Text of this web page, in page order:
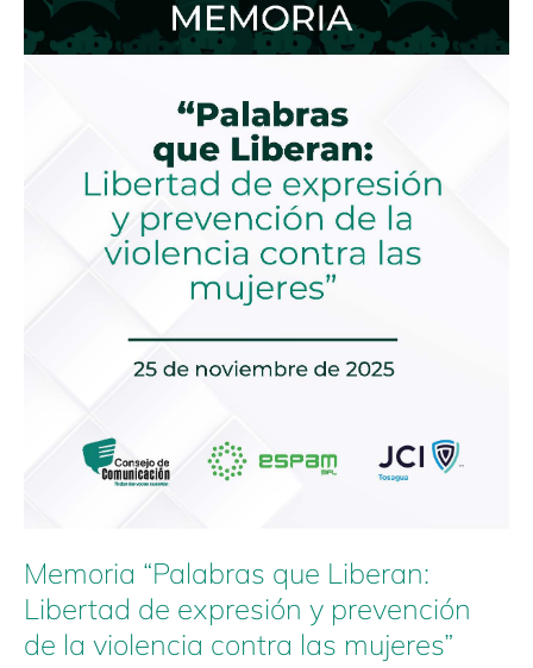
Memoria “Palabras que Liberan:
Libertad de expresión y prevención
de la violencia contra las mujeres”
expresión
y